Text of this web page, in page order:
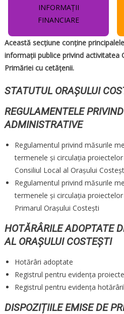
INFORMAȚII
FINANCIARE
Această secțiune conține
informații publice privind activitatea
Primăriei cu cetățenii.
STATUTUL ORAȘULUI
REGULAMENTELE
ADMINISTRATIVE
Regulamentul privind măsurile
termenele și circulația
Consiliul Local al Orașului
Regulamentul privind măsurile
termenele și circulația
Primarul Orașului Costești
HOTĂRÂRILE ADOPTATE
AL ORAȘULUI COSTEȘTI
Hotărâri adoptate
Registrul pentru evidența
Registrul pentru evidența
DISPOZIȚIILE EMISE DE